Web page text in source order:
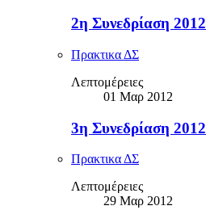
2η Συνεδρίαση 2012
Πρακτικα ΔΣ
Λεπτομέρειες
01 Μαρ 2012
3η Συνεδρίαση 2012
Πρακτικα ΔΣ
Λεπτομέρειες
29 Μαρ 2012